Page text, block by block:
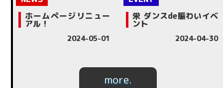
ホームページリニュー
アル！
2024-05-01
栄 ダンスde賑わいイベ
ント
2024-04-30
more.